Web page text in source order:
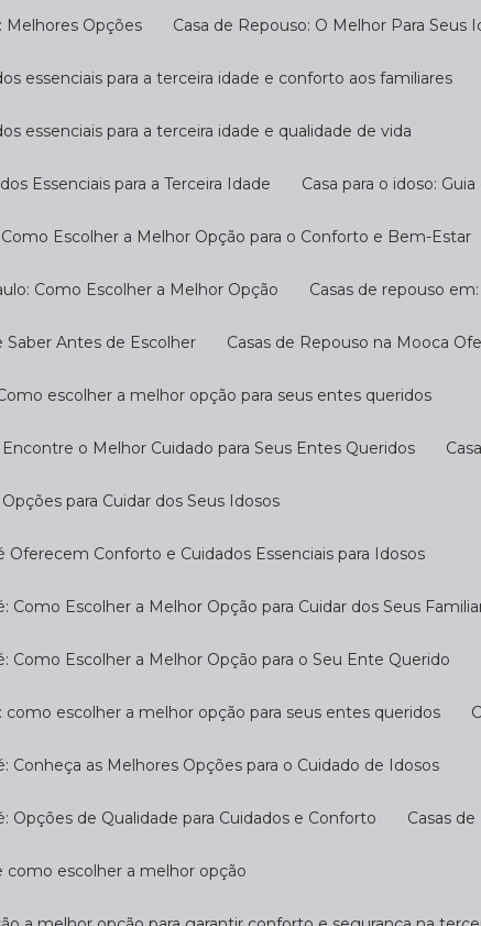
Melhores Opções Casa de Repouso: O Melhor Para Seus
essenciais para a terceira idade e conforto aos familiares
essenciais para a terceira idade e qualidade de vida
Essenciais para a Terceira Idade Casa para o idoso:
Como Escolher a Melhor Opção para o Conforto e Bem-Estar
Como Escolher a Melhor Opção Casas de repouso
Saber Antes de Escolher Casas de Repouso na Mooca
escolher a melhor opção para seus entes queridos
Encontre o Melhor Cuidado para Seus Entes Queridos
para Cuidar dos Seus Idosos
Oferecem Conforto e Cuidados Essenciais para Idosos
Como Escolher a Melhor Opção para Cuidar dos Seus
Como Escolher a Melhor Opção para o Seu Ente Querido
como escolher a melhor opção para seus entes queridos
Conheça as Melhores Opções para o Cuidado de Idosos
Opções de Qualidade para Cuidados e Conforto Casas
como escolher a melhor opção